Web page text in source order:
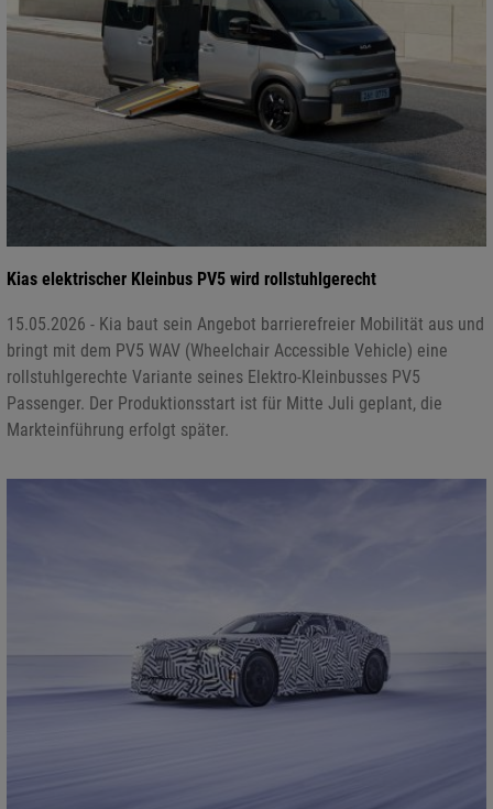
Kias elektrischer Kleinbus PV5 wird rollstuhlgerecht
15.05.2026 - Kia baut sein Angebot barrierefreier Mobilität aus und
bringt mit dem PV5 WAV (Wheelchair Accessible Vehicle) eine
rollstuhlgerechte Variante seines Elektro-Kleinbusses PV5
Passenger. Der Produktionsstart ist für Mitte Juli geplant, die
Markteinführung erfolgt später.